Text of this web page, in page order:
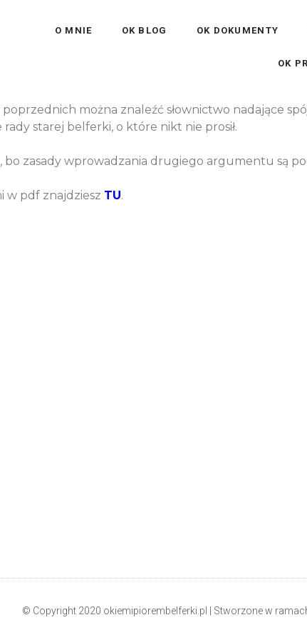
O MNIE OK BLOG OK DOKUMENTY
OK
poprzednich można znaleźć słownictwo nadające
starej belferki, o które nikt nie prosił.
bo zasady wprowadzania drugiego argumentu są
w pdf znajdziesz TU.
© Copyright 2020 okiemipiorembelferki.pl | Stworzone w